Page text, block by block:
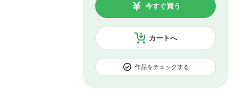
カートへ
今すぐ買う
作品をチェックする